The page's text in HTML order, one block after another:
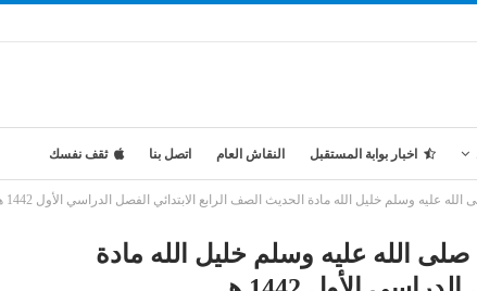
اخبار بوابة المستقبل النقاش العام اتصل بنا ثقف نفسك
عليه وسلم خليل الله مادة الحديث الصف الرابع الابتدائي الفصل الدراسي الأول 1442 هـ
الله عليه وسلم خليل الله مادة